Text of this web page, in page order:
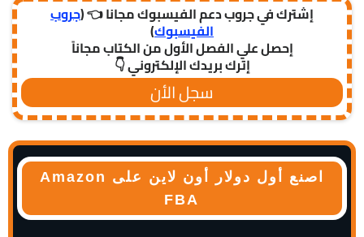
إشترك في جروب دعم الفيسبوك مجانا 👈 (جروب
الفيسبوك)
إحصل علي الفصل الأول من الكتاب مجاناً
إترك بريدك الإلكتروني 👇
سجل الأن
اصنع أول دولار أون لاين على Amazon
FBA